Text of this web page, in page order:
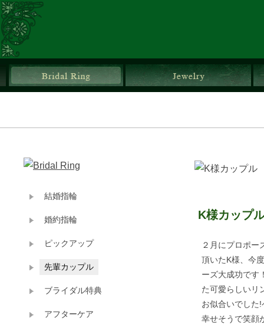
ブライダルリング
K様カップ
２月にプロポー
頂いたK様、今
ーズ大成功です
た可愛らしいリ
お似合いでした
幸せそうで笑顔
結婚指輪
婚約指輪
ピックアップ
先輩カップル
ブライダル特典
アフターケア